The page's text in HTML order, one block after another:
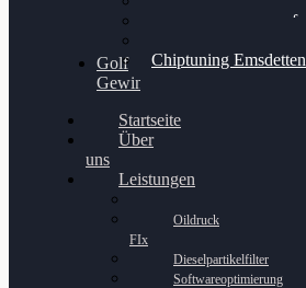
Chiptuning Schüttorf
Chiptuning Emsdetten
Golf
Gewinnspiel
Startseite
Über
uns
Leistungen
Oildruck
FIx
Dieselpartikelfilter
Softwareoptimierung